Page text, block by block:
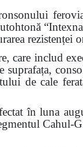
rezistenței
care includ
suprafața,
de cale
în luna